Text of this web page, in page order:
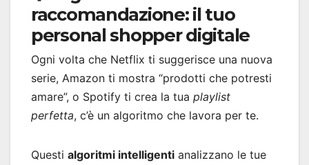
raccomandazione: il tuo
personal shopper digitale
Ogni volta che Netflix ti suggerisce una nuova
serie, Amazon ti mostra “prodotti che potresti
amare”, o Spotify ti crea la tua playlist
perfetta, c’è un algoritmo che lavora per te.
Questi algoritmi intelligenti analizzano le tue